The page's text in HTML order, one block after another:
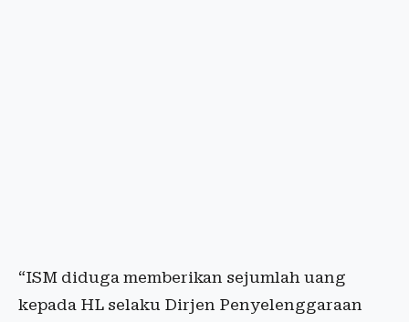
“ISM diduga memberikan sejumlah uang
kepada HL selaku Dirjen Penyelenggaraan